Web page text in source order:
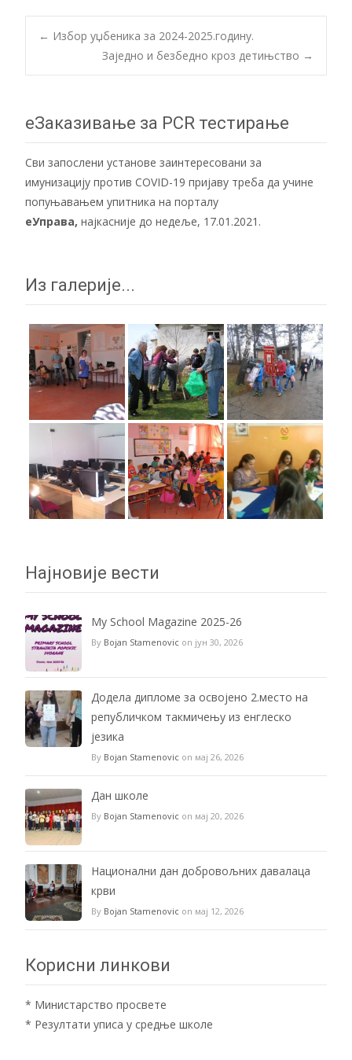
Post
← Избор уџбеника за 2024-2025.годину.
Заједно и безбедно кроз детињство →
еЗаказивање за PCR тестирање
Сви запослени установе заинтересовани за
имунизацију против COVID-19 пријаву треба да учине
попуњавањем упитника на порталу
еУправа, најкасније до недеље, 17.01.2021.
Из галерије...
Најновије вести
My School Magazine 2025-26
By Bojan Stamenovic on јун 30, 2026
Додела дипломе за освојено 2.место на
републичком такмичењу из енглеско
језика
By Bojan Stamenovic on мај 26, 2026
Дан школе
By Bojan Stamenovic on мај 20, 2026
Национални дан добровољних давалаца
крви
By Bojan Stamenovic on мај 12, 2026
Корисни линкови
* Министарство просвете
* Резултати уписа у средње школе